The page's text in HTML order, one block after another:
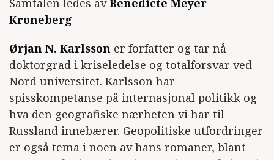
Samtalen ledes avBenedicte Meyer
Kroneberg
Ørjan N. Karlsson er forfatter og tar nå
doktorgrad i kriseledelse og totalforsvar ved
Nord universitet. Karlsson har
spisskompetanse på internasjonal politikk og
hva den geografiske nærheten vi har til
Russland innebærer. Geopolitiske utfordringer
er også tema i noen av hans romaner, blant